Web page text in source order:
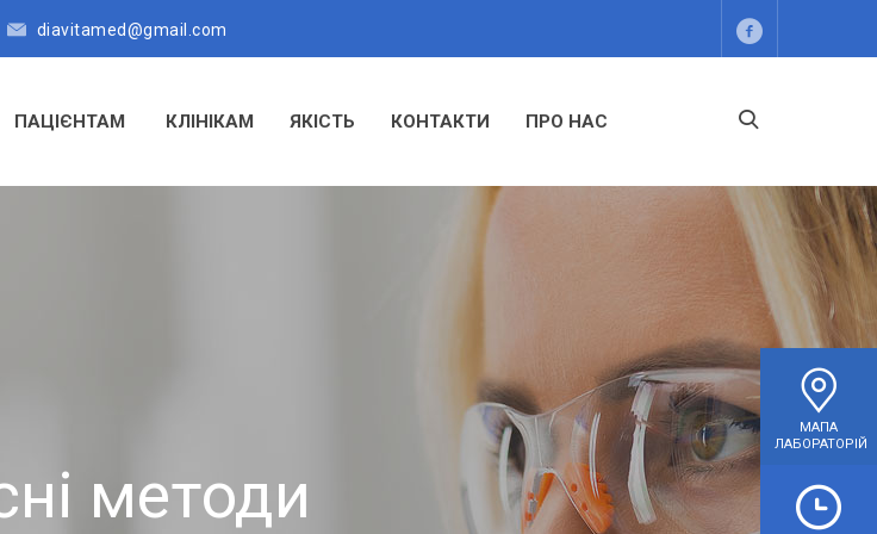
diavitamed@gmail.com
ПАЦІЄНТАМ КЛІНІКАМ ЯКІСТЬ КОНТАКТИ ПРО НАС
МАПА
ЛАБОРАТОРІЙ
методи
спеціалістів
Пульмонолог.
дослідження